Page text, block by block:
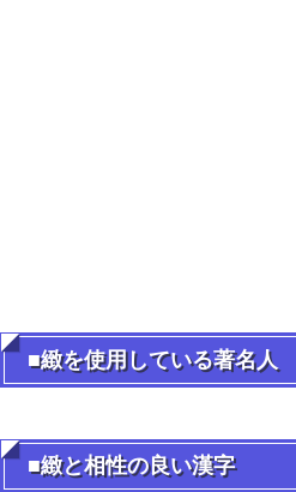
■緻を使用している著名人
■緻と相性の良い漢字